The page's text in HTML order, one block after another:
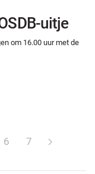
uitje
om 16.00 uur met de
6 7